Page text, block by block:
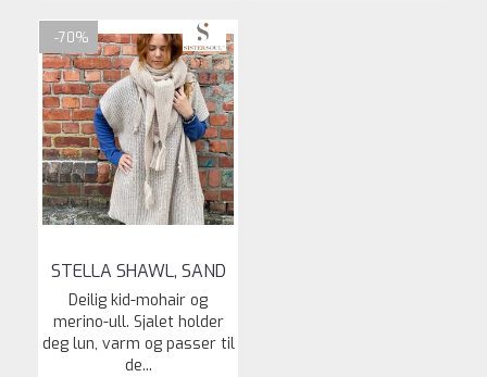
-70%
STELLA SHAWL, SAND
Deilig kid-mohair og
merino-ull. Sjalet holder
deg lun, varm og passer til
de...